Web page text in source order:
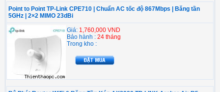
Point to Point TP-Link CPE710 | Chuẩn AC tốc độ 867Mbps | Băng tần
5GHz | 2×2 MIMO 23dBi
Giá: 1,760,000 VND
Bảo hành : 24 tháng
Trong kho :